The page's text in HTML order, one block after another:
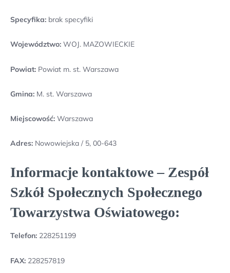
Specyfika: brak specyfiki
Województwo: WOJ. MAZOWIECKIE
Powiat: Powiat m. st. Warszawa
Gmina: M. st. Warszawa
Miejscowość: Warszawa
Adres: Nowowiejska / 5, 00-643
Informacje kontaktowe – Zespół
Szkół Społecznych Społecznego
Towarzystwa Oświatowego:
Telefon: 228251199
FAX: 228257819